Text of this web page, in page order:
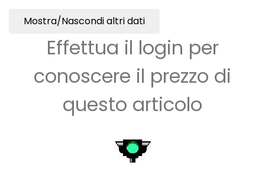
Mostra/Nascondi altri dati
Effettua il login per
conoscere il prezzo di
questo articolo